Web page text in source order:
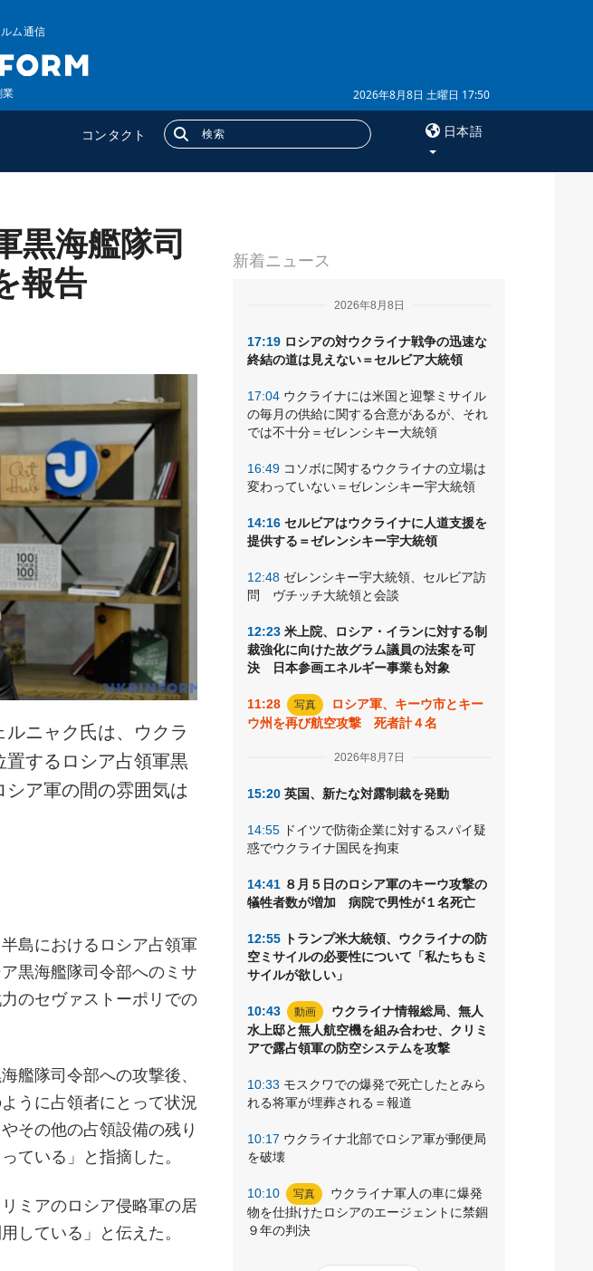
ム通信
業 2026年8月8日 土曜日 17:50
コンタクト 日本語
追加
特集
インタビュー
購読
新着ニュース
2026年8月8日
17:19 ロシアの対ウクライナ戦争の迅速な
終結の道は見えない＝セルビア大統領
17:04 ウクライナには米国と迎撃ミサイル
の毎月の供給に関する合意があるが、それ
では不十分＝ゼレンシキー大統領
16:49 コソボに関するウクライナの立場は
変わっていない＝ゼレンシキー宇大統領
14:16 セルビアはウクライナに人道支援を
提供する＝ゼレンシキー宇大統領
12:48 ゼレンシキー宇大統領、セルビア訪
問 ヴチッチ大統領と会談
12:23 米上院、ロシア・イランに対する制
裁強化に向けた故グラム議員の法案を可
決 日本参画エネルギー事業も対象
11:28 写真
ロシア軍、キーウ市とキー
ウ州を再び航空攻撃 死者計４名
2026年8月7日
15:20 英国、新たな対露制裁を発動
14:55 ドイツで防衛企業に対するスパイ疑
惑でウクライナ国民を拘束
14:41 ８月５日のロシア軍のキーウ攻撃の
犠牲者数が増加 病院で男性が１名死亡
12:55 トランプ米大統領、ウクライナの防
空ミサイルの必要性について「私たちもミ
サイルが欲しい」
10:43 動画
ウクライナ情報総局、無人
水上邸と無人航空機を組み合わせ、クリミ
アで露占領軍の防空システムを攻撃
10:33 モスクワでの爆発で死亡したとみら
れる将軍が埋葬される＝報道
10:17 ウクライナ北部でロシア軍が郵便局
を破壊
10:10 写真
ウクライナ軍人の車に爆発
物を仕掛けたロシアのエージェントに禁錮
９年の判決
黒海艦隊司
報告
ニャク氏は、ウクラ
置するロシア占領軍黒
ア軍の間の雰囲気は
島におけるロシア占領軍
黒海艦隊司令部へのミサ
のセヴァストーポリでの
艦隊司令部への攻撃後、
うに占領者にとって状況
その他の占領設備の残り
ている」と指摘した。
ミアのロシア侵略軍の居
している」と伝えた。